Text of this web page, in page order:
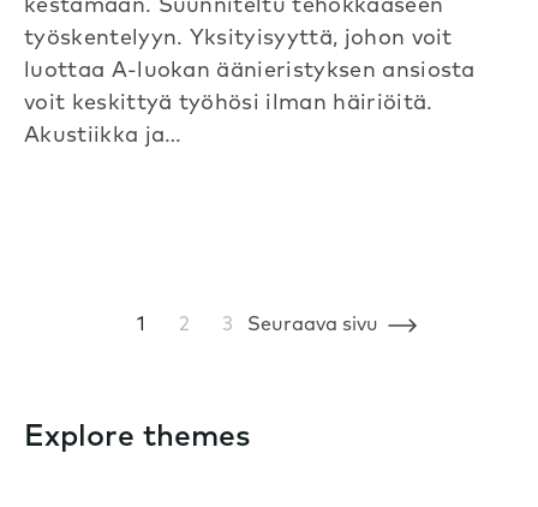
kestämään. Suunniteltu tehokkaaseen
työskentelyyn. Yksityisyyttä, johon voit
luottaa A-luokan äänieristyksen ansiosta
voit keskittyä työhösi ilman häiriöitä.
Akustiikka ja…
1 2 3 Seuraava sivu
Explore themes